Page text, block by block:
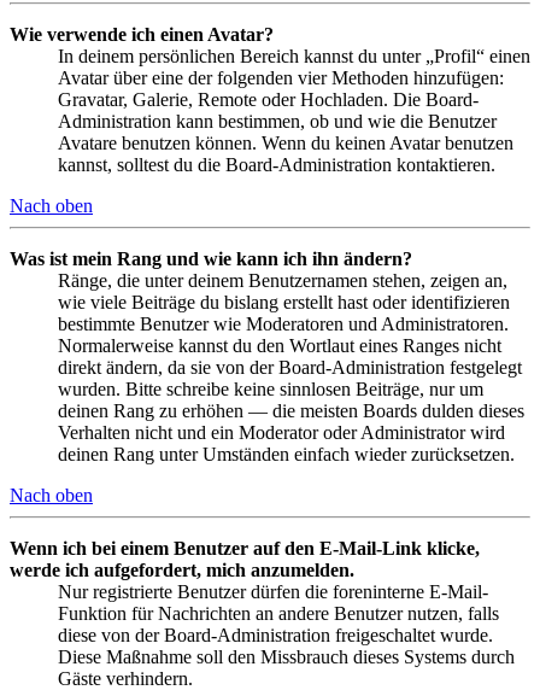
Wie verwende ich einen Avatar?
In deinem persönlichen Bereich kannst du unter „Profil“ einen
Avatar über eine der folgenden vier Methoden hinzufügen:
Gravatar, Galerie, Remote oder Hochladen. Die Board-
Administration kann bestimmen, ob und wie die Benutzer
Avatare benutzen können. Wenn du keinen Avatar benutzen
kannst, solltest du die Board-Administration kontaktieren.
Nach oben
Was ist mein Rang und wie kann ich ihn ändern?
Ränge, die unter deinem Benutzernamen stehen, zeigen an,
wie viele Beiträge du bislang erstellt hast oder identifizieren
bestimmte Benutzer wie Moderatoren und Administratoren.
Normalerweise kannst du den Wortlaut eines Ranges nicht
direkt ändern, da sie von der Board-Administration festgelegt
wurden. Bitte schreibe keine sinnlosen Beiträge, nur um
deinen Rang zu erhöhen — die meisten Boards dulden dieses
Verhalten nicht und ein Moderator oder Administrator wird
deinen Rang unter Umständen einfach wieder zurücksetzen.
Nach oben
Wenn ich bei einem Benutzer auf den E-Mail-Link klicke,
werde ich aufgefordert, mich anzumelden.
Nur registrierte Benutzer dürfen die foreninterne E-Mail-
Funktion für Nachrichten an andere Benutzer nutzen, falls
diese von der Board-Administration freigeschaltet wurde.
Diese Maßnahme soll den Missbrauch dieses Systems durch
Gäste verhindern.